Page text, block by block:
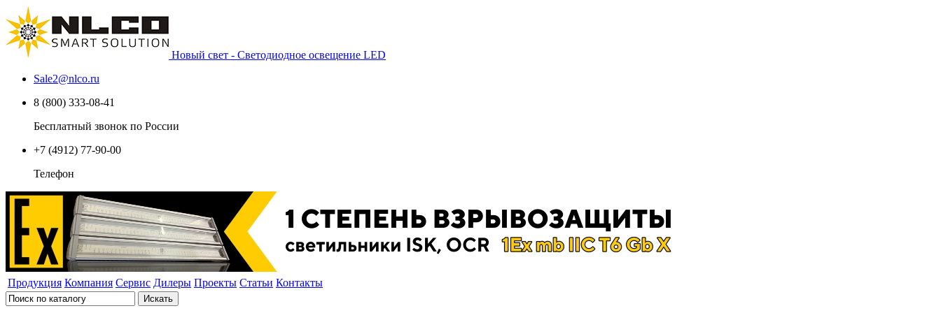
Новый свет - Светодиодное освещение LED
Sale2@nlco.ru
8 (800) 333-08-41
Бесплатный звонок по России
+7 (4912) 77-90-00
Телефон
Продукция Компания Сервис Дилеры Проекты Статьи Контакты